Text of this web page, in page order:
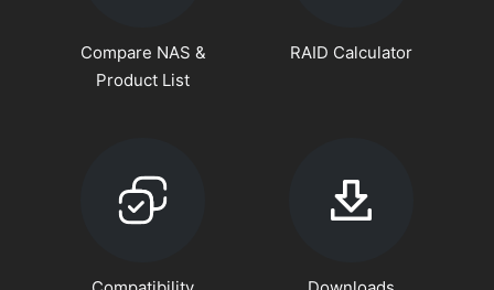
Compare NAS &
Product List
RAID Calculator